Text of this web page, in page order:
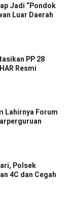
Jadi “Pondok
Luar Daerah
PP 28
Resmi
Lahirnya Forum
Polsek
4C dan Cegah